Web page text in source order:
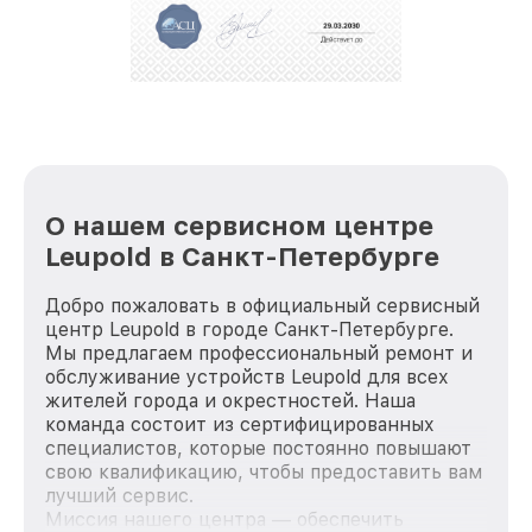
За годы своей деятельности мы получали только
положительные отзывы и обрели отличную
стараемся каждый день делать наш сервис еще
О нашем сервисном центре
Leupold в Санкт-Петербурге
Добро пожаловать в официальный сервисный
центр Leupold в городе Санкт-Петербурге.
Мы предлагаем профессиональный ремонт и
обслуживание устройств Leupold для всех
жителей города и окрестностей. Наша
команда состоит из сертифицированных
специалистов, которые постоянно повышают
свою квалификацию, чтобы предоставить вам
лучший сервис.
Миссия нашего центра — обеспечить